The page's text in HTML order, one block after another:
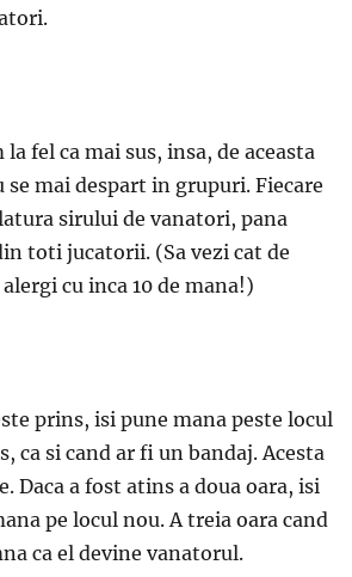
fel ca mai sus, insa, de aceasta
mai despart in grupuri. Fiecare
sirului de vanatori, pana
toti jucatorii. (Sa vezi cat de
cu inca 10 de mana!)
prins, isi pune mana peste locul
ca si cand ar fi un bandaj. Acesta
Daca a fost atins a doua oara, isi
pe locul nou. A treia oara cand
ca el devine vanatorul.